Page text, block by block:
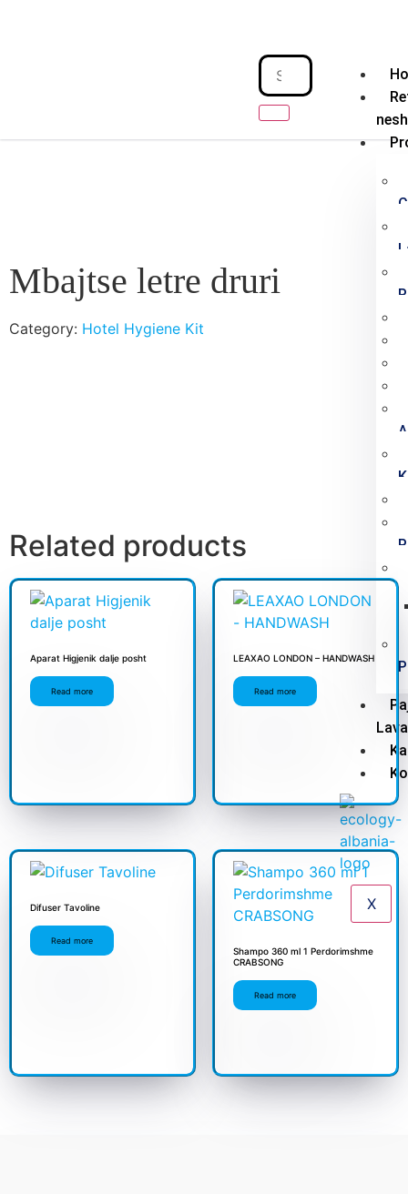
nesh
X
Mbajtse letre druri
Category: Hotel Hygiene Kit
Related products
Aparat Higjenik dalje posht
Read more
LEAXAO LONDON – HANDWASH
Read more
Difuser Tavoline
Read more
Shampo 360 ml 1 Perdorimshme
CRABSONG
Read more